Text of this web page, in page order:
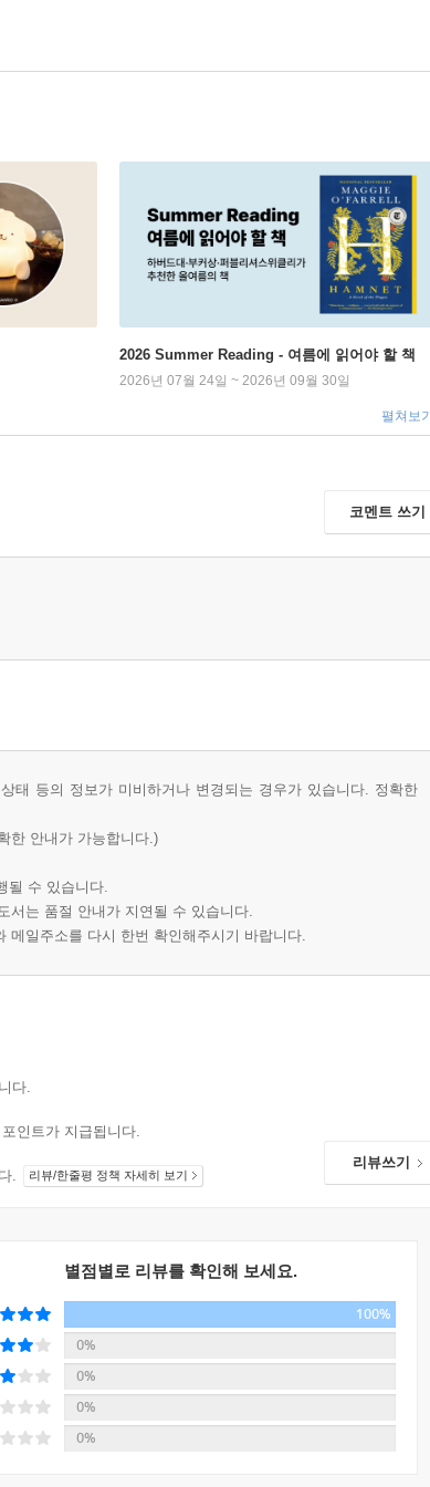
2026 Summer Reading - 여름에 읽어야 할 책
2026년 07월 24일 ~ 2026년 09월 30일
펼쳐보기
코멘트 쓰기
태 등의 정보가 미비하거나 변경되는 경우가 있습니다. 정확한
한 안내가 가능합니다.)
될 수 있습니다.
서는 품절 안내가 지연될 수 있습니다.
메일주소를 다시 한번 확인해주시기 바랍니다.
다.
인트가 지급됩니다.
.
리뷰/한줄평 정책 자세히 보기
리뷰쓰기
별점별로 리뷰를 확인해 보세요.
100%
0%
0%
0%
0%